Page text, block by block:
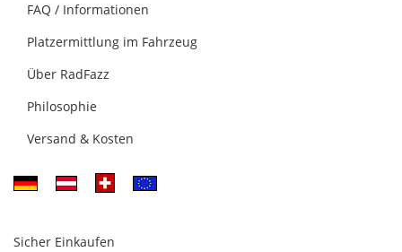
FAQ / Informationen
Platzermittlung im Fahrzeug
Über RadFazz
Philosophie
Versand & Kosten
Sicher Einkaufen